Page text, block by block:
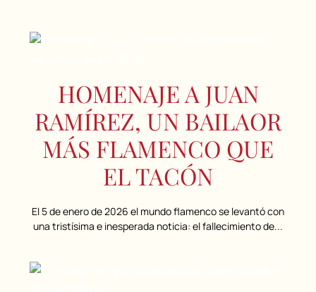
HOMENAJE A JUAN
RAMÍREZ, UN BAILAOR
MÁS FLAMENCO QUE
EL TACÓN
El 5 de enero de 2026 el mundo flamenco se levantó con
una tristísima e inesperada noticia: el fallecimiento de...